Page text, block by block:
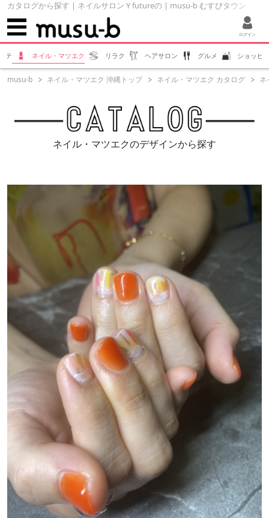
カタログから探す | ネイルサロン Y futureの | musu-b むすびタウン
ログイン
テ ネイル・マツエク リラク ヘアサロン グルメ ショッピ
musu-b ネイル・マツエク 沖縄トップ ネイル・マツエク カタログ ネ
ネイル・マツエクのデザインから探す